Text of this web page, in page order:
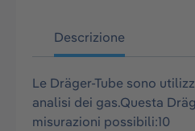
Descrizione
Le Dräger-Tube sono
analisi dei gas.Questa
misurazioni possibili:10